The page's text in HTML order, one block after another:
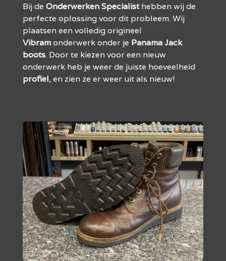
Bij de Onderwerken Specialisthebben wij de
perfecte oplossing voor dit probleem. Wij
plaatsen een volledig origineel
Vibramonderwerk onder je Panama Jack
boots. Door te kiezen voor een nieuw
onderwerk heb je weer de juiste hoeveelheid
profiel, en zien ze er weer uit als nieuw!